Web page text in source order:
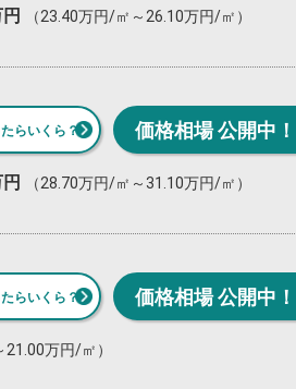
（23.40万円/㎡～26.10万円/㎡）
らいくら？ 価格相場 公開中！
（28.70万円/㎡～31.10万円/㎡）
らいくら？ 価格相場 公開中！
21.00万円/㎡）